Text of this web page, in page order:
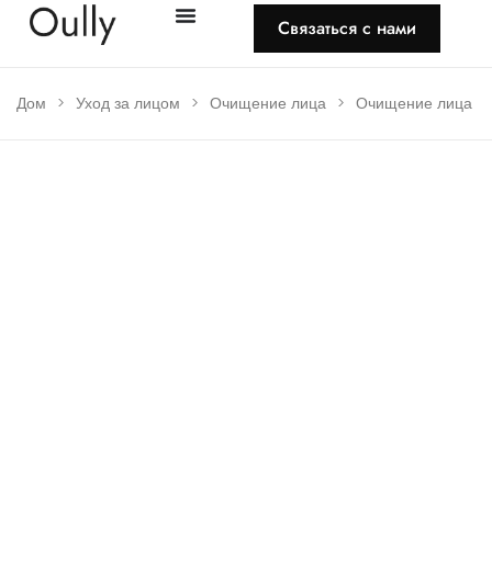
Связаться с нами
Дом > Уход за лицом > Очищение лица > Очищение лица